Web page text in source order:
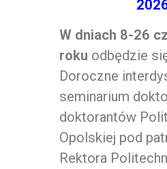
W dniach 8-26
roku odbędzie
Doroczne
seminarium
doktorantów
Opolskiej pod
Rektora